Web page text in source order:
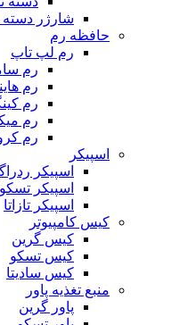
شارژر دسته
حافظه رم
رم لپ تاپ
رم
رم
رم
رم
رم
اسپیکر
اسپیکر
اسپیکر تسکو
اسپیکر تازاتا
کیس کامپیوتر
کیس گرین
کیس تسکو
کیس سادیتا
منبع تغذیه‌ پاور
پاور گرین